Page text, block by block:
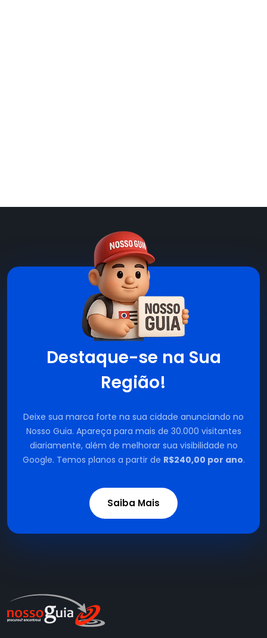
Destaque-se na Sua
Região!
Deixe sua marca forte na sua cidade anunciando no
Nosso Guia. Apareça para mais de 30.000 visitantes
diariamente, além de melhorar sua visibilidade no
Google. Temos planos a partir de R$240,00 por ano.
Saiba Mais